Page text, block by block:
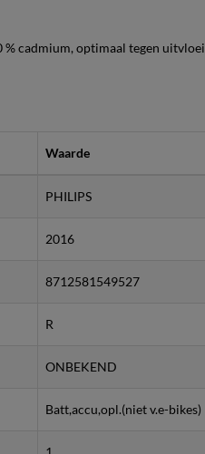
cadmium, optimaal tegen
Waarde
PHILIPS
2016
8712581549527
R
ONBEKEND
Batt,accu,opl.(niet v.e-bikes)